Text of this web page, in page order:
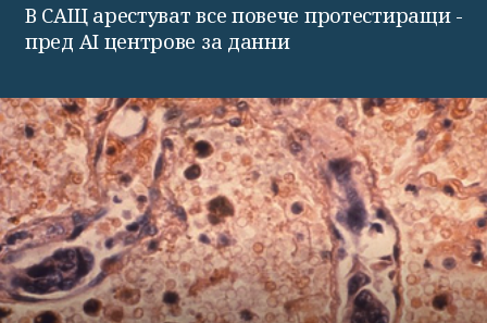
В САЩ арестуват все повече протестиращи -
пред AI центрове за данни